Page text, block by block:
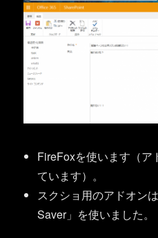
FireFoxを使います（ア
ています）。
スクショ用のアドオン
Saver」を使いました。